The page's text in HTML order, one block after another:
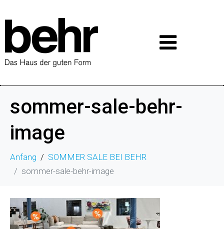
sommer-sale-behr-
image
Anfang
SOMMER SALE BEI BEHR
sommer-sale-behr-image